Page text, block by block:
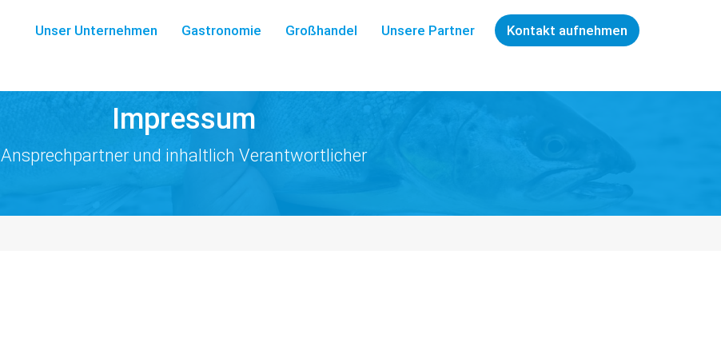
Unser Unternehmen Gastronomie Großhandel Unsere Partner Kontakt aufnehmen
Impressum
Ansprechpartner und inhaltlich Verantwortlicher